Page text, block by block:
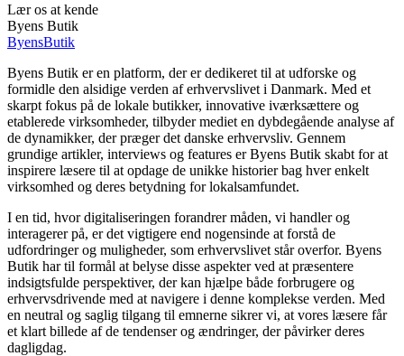
Lær os at kende
Byens Butik
ByensButik
Byens Butik er en platform, der er dedikeret til at udforske og
formidle den alsidige verden af erhvervslivet i Danmark. Med et
skarpt fokus på de lokale butikker, innovative iværksættere og
etablerede virksomheder, tilbyder mediet en dybdegående analyse af
de dynamikker, der præger det danske erhvervsliv. Gennem
grundige artikler, interviews og features er Byens Butik skabt for at
inspirere læsere til at opdage de unikke historier bag hver enkelt
virksomhed og deres betydning for lokalsamfundet.
I en tid, hvor digitaliseringen forandrer måden, vi handler og
interagerer på, er det vigtigere end nogensinde at forstå de
udfordringer og muligheder, som erhvervslivet står overfor. Byens
Butik har til formål at belyse disse aspekter ved at præsentere
indsigtsfulde perspektiver, der kan hjælpe både forbrugere og
erhvervsdrivende med at navigere i denne komplekse verden. Med
en neutral og saglig tilgang til emnerne sikrer vi, at vores læsere får
et klart billede af de tendenser og ændringer, der påvirker deres
dagligdag.